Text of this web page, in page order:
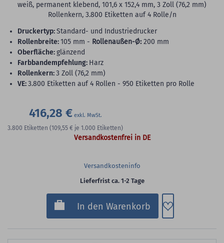
weiß, permanent klebend, 101,6 x 152,4 mm, 3 Zoll (76,2 mm)
Rollenkern, 3.800 Etiketten auf 4 Rolle/n
Druckertyp:Standard- und Industriedrucker
Rollenbreite:105 mm - Rollenaußen-Ø: 200 mm
Oberfläche:glänzend
Farbbandempfehlung: Harz
Rollenkern:3 Zoll (76,2 mm)
VE:3.800 Etiketten auf 4 Rollen - 950 Etiketten pro Rolle
416,28 €
3.800 Etiketten (109,55 € je 1.000 Etiketten)
Versandkostenfrei in DE
Versandkosteninfo
Lieferfrist ca. 1-2 Tage
In den Warenkorb Zum